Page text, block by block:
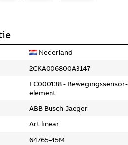
Nederland
2CKA006800A3147
EC000138 - Bewegingssensor-
element
ABB Busch-Jaeger
Art linear
64765-45M